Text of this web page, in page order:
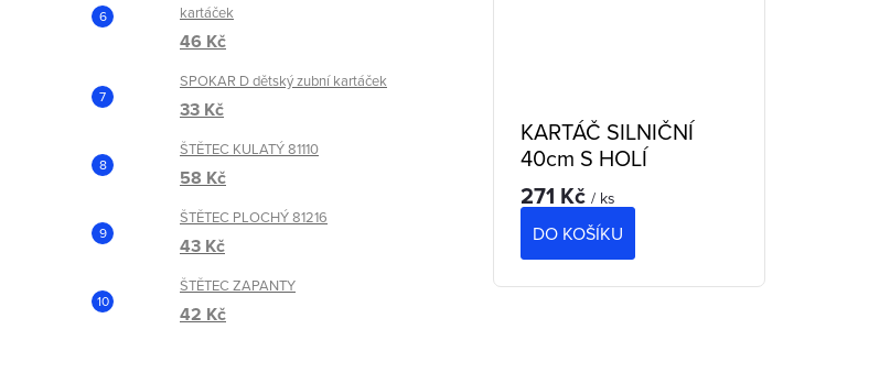
kartáček
46 Kč
SPOKAR D dětský zubní kartáček
33 Kč
ŠTĚTEC KULATÝ 81110
58 Kč
ŠTĚTEC PLOCHÝ 81216
43 Kč
ŠTĚTEC ZAPANTY
42 Kč
KARTÁČ SILNIČNÍ
40cm S HOLÍ
271 Kč / ks
DO KOŠÍKU